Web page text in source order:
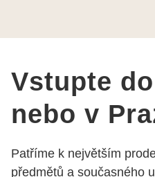
Moc děkuji a
jak už bylo
požádání Vám
Super !!! pí
Vstupte
nebo v
Patříme k největším
předmětů a současného